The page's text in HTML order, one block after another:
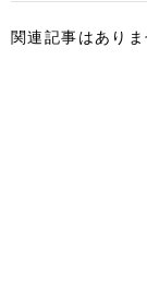
関連記事はありま